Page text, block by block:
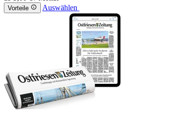
Vorteile Auswählen